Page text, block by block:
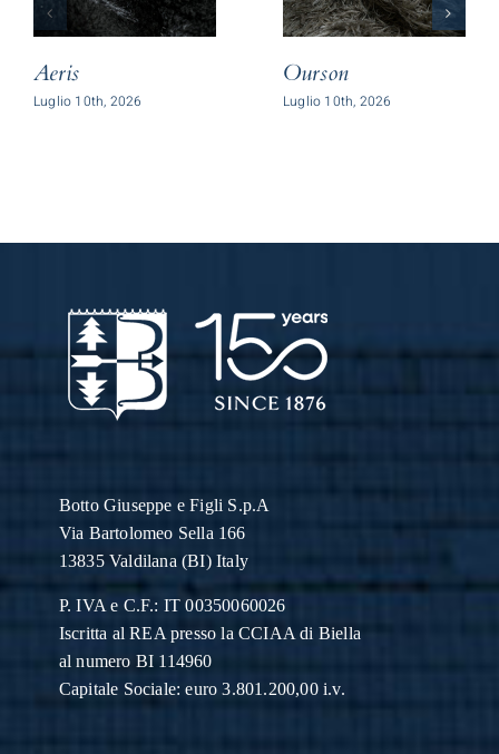
Aeris
Luglio 10th, 2026
Ourson
Luglio 10th, 2026
Botto Giuseppe e Figli S.p.A
Via Bartolomeo Sella 166
13835 Valdilana (BI) Italy
P. IVA e C.F.: IT 00350060026
Iscritta al REA presso la CCIAA di Biella
al numero BI 114960
Capitale Sociale: euro 3.801.200,00 i.v.